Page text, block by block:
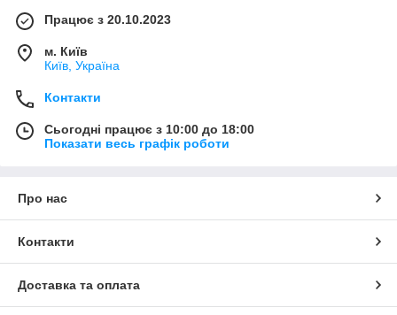
Працює з 20.10.2023
м. Київ
Київ, Україна
Контакти
Сьогодні працює з 10:00 до 18:00
Показати весь графік роботи
Про нас
Контакти
Доставка та оплата